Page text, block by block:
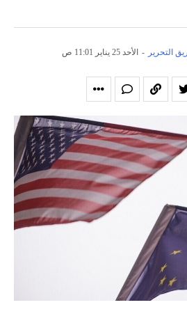
التحرير - الأحد 25 يناير 11:01 ص